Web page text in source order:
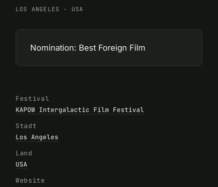
LOS ANGELES · USA
Nomination: Best Foreign Film
Festival
KAPOW Intergalactic Film Festival
Stadt
Los Angeles
Land
USA
Website